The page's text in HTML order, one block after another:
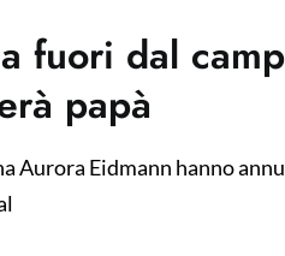
fuori dal
papà
Aurora Eidmann hanno